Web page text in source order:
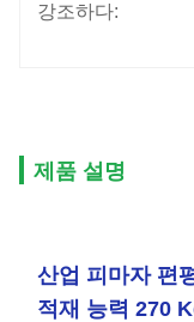
강조하다:
제품 설명
산업 피마자 편
적재 능력 270